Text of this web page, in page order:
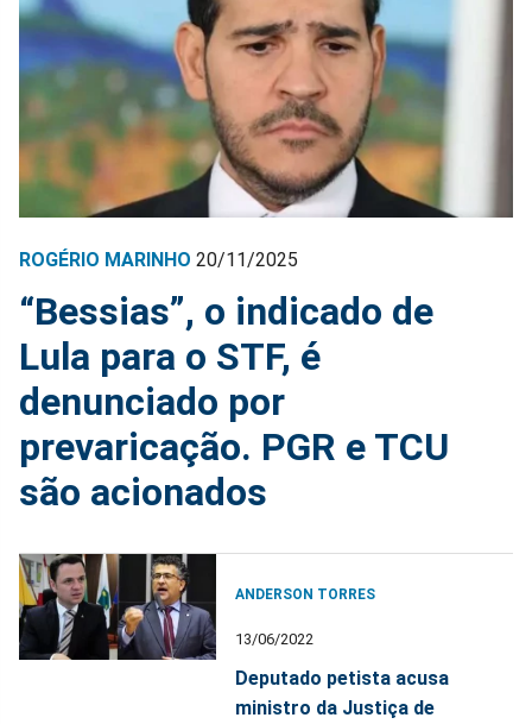
ROGÉRIO MARINHO 20/11/2025
“Bessias”, o indicado de
Lula para o STF, é
denunciado por
prevaricação. PGR e TCU
são acionados
ANDERSON TORRES
13/06/2022
Deputado petista acusa
ministro da Justiça de